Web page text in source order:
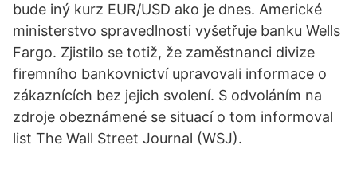
bude iný kurz EUR/USD ako je dnes. Americké
ministerstvo spravedlnosti vyšetřuje banku Wells
Fargo. Zjistilo se totiž, že zaměstnanci divize
firemního bankovnictví upravovali informace o
zákaznících bez jejich svolení. S odvoláním na
zdroje obeznámené se situací o tom informoval
list The Wall Street Journal (WSJ).